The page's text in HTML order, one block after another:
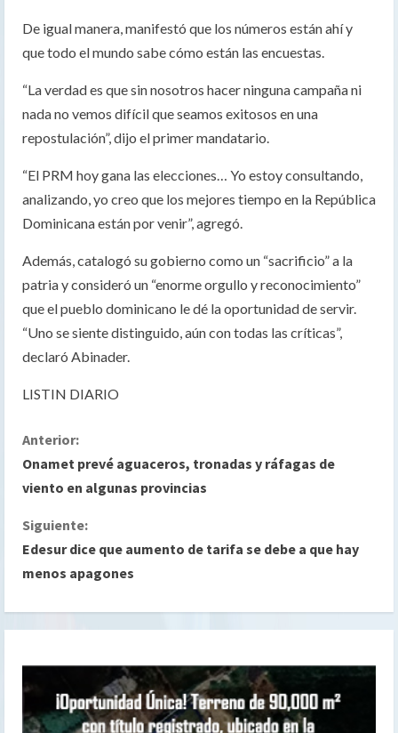
De igual manera, manifestó que los números están ahí y
que todo el mundo sabe cómo están las encuestas.
“La verdad es que sin nosotros hacer ninguna campaña ni
nada no vemos difícil que seamos exitosos en una
repostulación”, dijo el primer mandatario.
“El PRM hoy gana las elecciones… Yo estoy consultando,
analizando, yo creo que los mejores tiempo en la República
Dominicana están por venir”, agregó.
Además, catalogó su gobierno como un “sacrificio” a la
patria y consideró un “enorme orgullo y reconocimiento”
que el pueblo dominicano le dé la oportunidad de servir.
“Uno se siente distinguido, aún con todas las críticas”,
declaró Abinader.
LISTIN DIARIO
S
i
g
u
l
e
y
Anterior:
Onamet prevé aguaceros, tronadas y ráfagas de
viento en algunas provincias
Siguiente:
Edesur dice que aumento de tarifa se debe a que hay
menos apagones